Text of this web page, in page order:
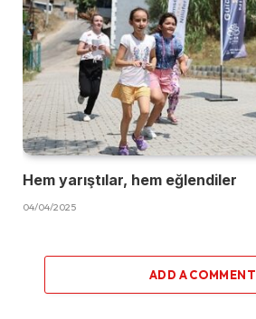
Hem yarıştılar, hem eğlendiler
04/04/2025
ADD A COMMENT